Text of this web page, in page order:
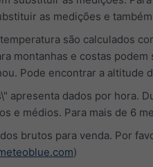
as medições e
são calculados
montanhas e costas
Pode encontrar a altitude
apresenta dados por hora.
e médios. Para mais de 6
brutos para venda. Por
)